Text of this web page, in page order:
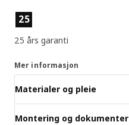
Produktfunksjoner
25
25 års garanti
Mer informasjon
Materialer og pleie
Montering og dokumenter